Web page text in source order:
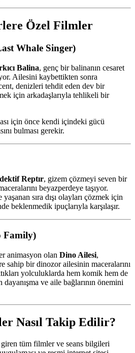
Özel Filmler
Whale Singer)
Balina, genç bir balinanın cesaret
Ailesini kaybettikten sonra
denizleri tehdit eden dev bir
için arkadaşlarıyla tehlikeli bir
için önce kendi içindeki gücü
bulması gerekir.
Reptır, gizem çözmeyi seven bir
beyazperdeye taşıyor.
sıra dışı olayları çözmek için
beklenmedik ipuçlarıyla karşılaşır.
Family)
animasyon olan Dino Ailesi,
sahip bir dinozor ailesinin maceralarını
yolculuklarda hem komik hem de
ve aile bağlarının önemini
Nasıl Takip Edilir?
tüm filmler ve seans bilgileri